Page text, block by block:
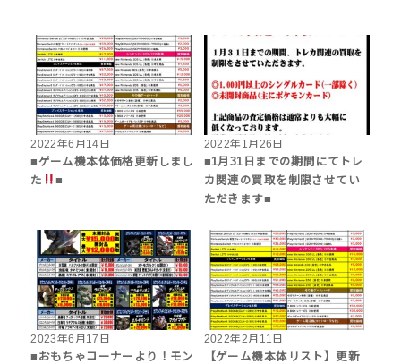
2022年6月14日
■ゲーム機本体価格更新しまし
た
■
2022年1月26日
■1月31日までの期間にてトレ
カ関連の買取を制限させてい
ただきます■
2023年6月17日
■おもちゃコーナーより！モン
2022年2月11日
【ゲーム機本体リスト】更新